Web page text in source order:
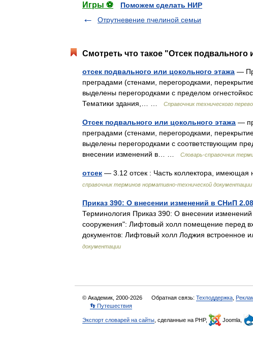
Игры ⚽
Поможем сделать НИР
Отрутневение пчелиной семьи
Смотреть что такое "Отсек подвального
отсек подвального или цокольного этажа —
преградами (стенами, перегородками,
выделены перегородками с пределом
Тематики здания,… …
Справочник технического
Отсек подвального или цокольного этажа —
преградами (стенами, перегородками,
выделены перегородками с соответствующим
внесении изменений в… …
Словарь-справочник
отсек — 3.12 отсек : Часть коллектора,
справочник терминов нормативно-технической документации
Приказ 390: О внесении изменений в СНиП
Терминология Приказ 390: О внесении
сооружения": Лифтовый холл помещение перед
документов: Лифтовый холл Лоджия
документации
© Академик, 2000-2026 Обратная связь: Техподдержка
👣 Путешествия
Экспорт словарей на сайты , сделанные на PHP, Joomla,